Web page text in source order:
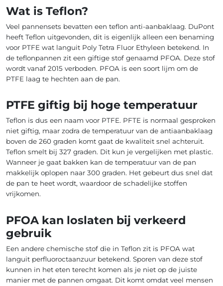
Wat is Teflon?
Veel pannensets bevatten een teflon anti-aanbaklaag. DuPont
heeft Teflon uitgevonden, dit is eigenlijk alleen een benaming
voor PTFE wat languit Poly Tetra Fluor Ethyleen betekend. In
de teflonpannen zit een giftige stof genaamd PFOA. Deze stof
wordt vanaf 2015 verboden. PFOA is een soort lijm om de
PTFE laag te hechten aan de pan.
PTFE giftig bij hoge temperatuur
Teflon is dus een naam voor PTFE. PFTE is normaal gesproken
niet giftig, maar zodra de temperatuur van de antiaanbaklaag
boven de 260 graden komt gaat de kwaliteit snel achteruit.
Teflon smelt bij 327 graden. Dit kun je vergelijken met plastic.
Wanneer je gaat bakken kan de temperatuur van de pan
makkelijk oplopen naar 300 graden. Het gebeurt dus snel dat
de pan te heet wordt, waardoor de schadelijke stoffen
vrijkomen.
PFOA kan loslaten bij verkeerd
gebruik
Een andere chemische stof die in Teflon zit is PFOA wat
languit perfluoroctaanzuur betekend. Sporen van deze stof
kunnen in het eten terecht komen als je niet op de juiste
manier met de pannen omgaat. Dit komt omdat veel mensen